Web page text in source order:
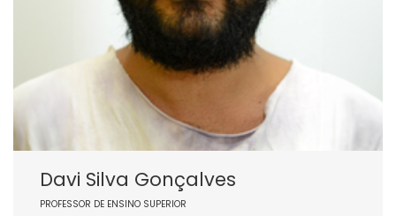
Davi Silva Gonçalves
PROFESSOR DE ENSINO SUPERIOR